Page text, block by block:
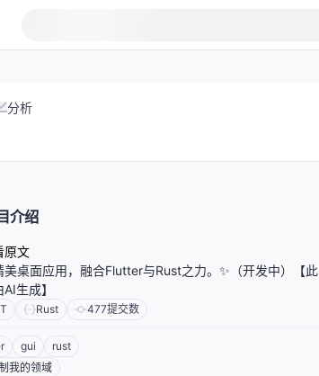
分析
介绍
原文
美桌面应用，融合Flutter与Rust之力。✨（开发中）【此
生成】
Rust 477提交数
gui
rust
我的领域